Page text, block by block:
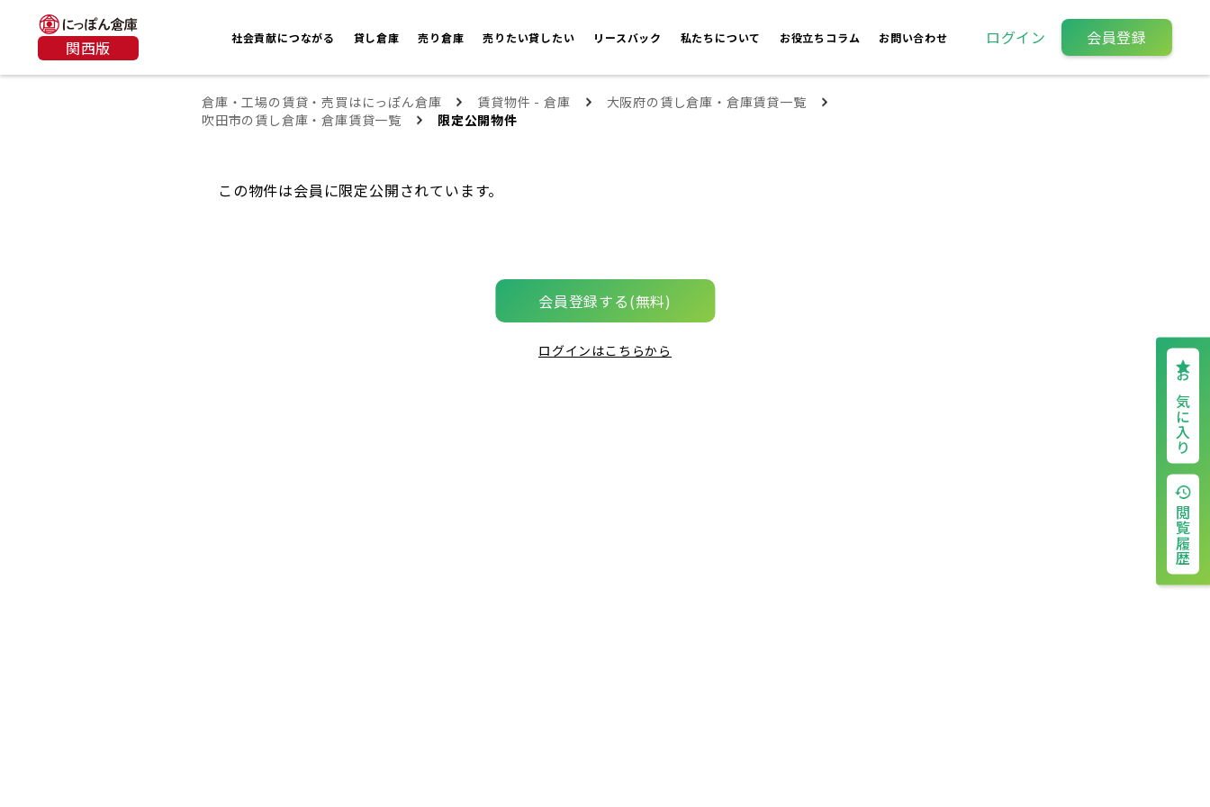
関西版 社会貢献につながる 貸し倉庫 売り倉庫 売りたい貸したい リースバック 私たちについて お役立ちコラム お問い合わせ ログイン 会員登録
倉庫・工場の賃貸・売買はにっぽん倉庫 賃貸物件 - 倉庫
大阪府の賃し倉庫・倉庫賃貸一覧
吹田市の賃し倉庫・倉庫賃貸一覧
限定公開物件
お気に入り
閲覧履歴
この物件は会員に限定公開されています。
会員登録する(無料)
ログインはこちらから